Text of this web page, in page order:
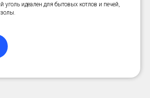
идеален для бытовых котлов и печей,